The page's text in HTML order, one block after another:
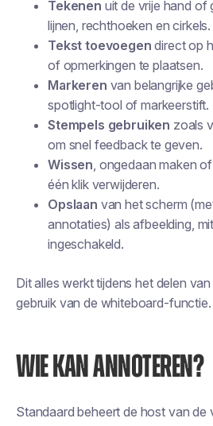
Tekenen uit de vrije hand of
lijnen, rechthoeken en cirkels.
Tekst toevoegen direct op
of opmerkingen te plaatsen.
Markeren van belangrijke
spotlight-tool of markeerstift.
Stempels gebruiken zoals
om snel feedback te geven.
Wissen, ongedaan maken
één klik verwijderen.
Opslaan van het scherm
annotaties) als afbeelding,
ingeschakeld.
Dit alles werkt tijdens het delen
gebruik van de whiteboard-functie.
WIE KAN ANNOTEREN?
Standaard beheert de host van de